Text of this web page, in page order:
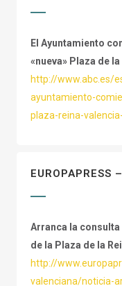
El Ayuntamiento
«nueva» Plaza de
http://www.abc.es/
ayuntamiento-
plaza-reina-
EUROPAPRESS
Arranca la
de la Plaza de la
http://
valenciana/noticia-